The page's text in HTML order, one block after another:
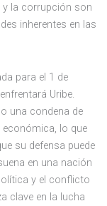
la corrupción son
inherentes en las
para el 1 de
Uribe.
una condena de
lo que
su defensa puede
en una nación
y el conflicto
clave en la lucha